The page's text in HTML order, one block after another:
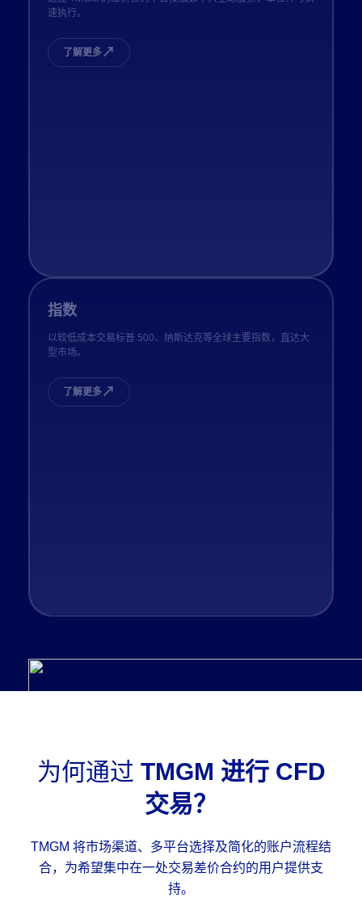
速执行。
了解更多↗
指数
以较低成本交易标普 500、纳斯达克等全球主要指数，直达大
型市场。
了解更多↗
为何通过 TMGM 进行 CFD
交易？
TMGM 将市场渠道、多平台选择及简化的账户流程结
合，为希望集中在一处交易差价合约的用户提供支
持。